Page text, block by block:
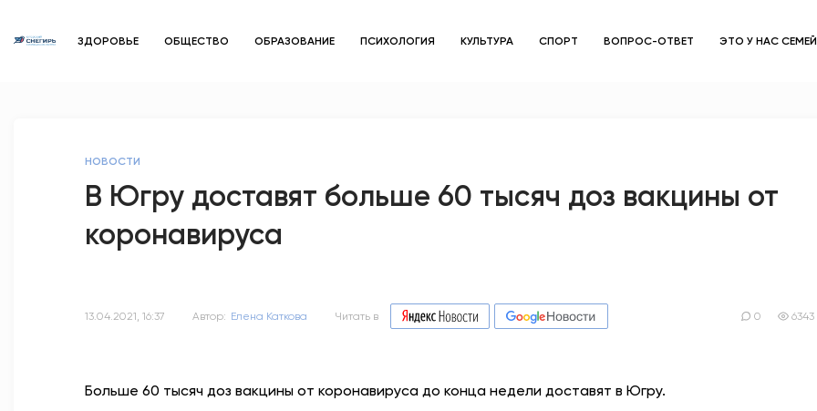
ЗДОРОВЬЕ ОБЩЕСТВО ОБРАЗОВАНИЕ ПСИХОЛОГИЯ КУЛЬТУРА СПОРТ ВОПРОС-ОТВЕТ ЭТО У НАС
СПОРТ
ЭТО У НАС СЕМЕЙНОЕ
НОВОСТИ
В Югру доставят больше 60 тысяч доз вакцины от
коронавируса
13.04.2021, 16:37 Автор: Елена Каткова Читать в 0 6343
Больше 60 тысяч доз вакцины от коронавируса до конца недели доставят в Югру.